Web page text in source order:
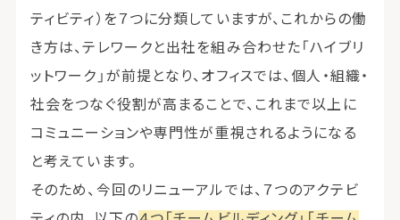
ティビティ）を７つに分類していますが、これからの働
き方は、テレワークと出社を組み合わせた「ハイブリ
ットワーク」が前提となり、オフィスでは、個人・組織・
社会をつなぐ役割が高まることで、これまで以上に
コミュニーションや専門性が重視されるようになる
と考えています。
そのため、今回のリニューアルでは、７つのアクテビ